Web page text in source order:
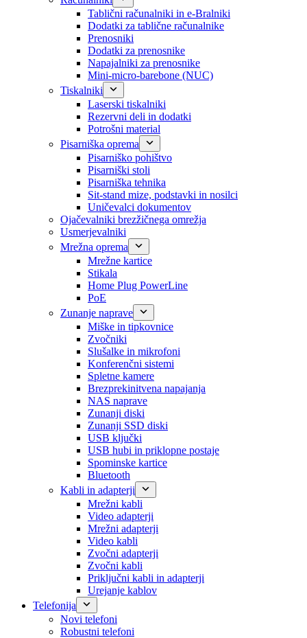
Tablični računalniki in e-Bralniki
Dodatki za tablične računalnike
Prenosniki
Dodatki za prenosnike
Napajalniki za prenosnike
Mini-micro-barebone (NUC)
Tiskalniki
Laserski tiskalniki
Rezervni deli in dodatki
Potrošni material
Pisarniška oprema
Pisarniško pohištvo
Pisarniški stoli
Pisarniška tehnika
Sit-stand mize, podstavki in nosilci
Uničevalci dokumentov
Ojačevalniki brezžičnega omrežja
Usmerjevalniki
Mrežna oprema
Mrežne kartice
Stikala
Home Plug PowerLine
PoE
Zunanje naprave
Miške in tipkovnice
Zvočniki
Slušalke in mikrofoni
Konferenčni sistemi
Spletne kamere
Brezprekinitvena napajanja
NAS naprave
Zunanji diski
Zunanji SSD diski
USB ključki
USB hubi in priklopne postaje
Spominske kartice
Bluetooth
Kabli in adapterji
Mrežni kabli
Video adapterji
Mrežni adapterji
Video kabli
Zvočni adapterji
Zvočni kabli
Priključni kabli in adapterji
Urejanje kablov
Telefonija
Novi telefoni
Robustni telefoni